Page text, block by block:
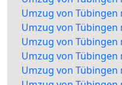
Umzug von Tübingen
Umzug von Tübingen
Umzug von Tübingen
Umzug von Tübingen
Umzug von Tübingen